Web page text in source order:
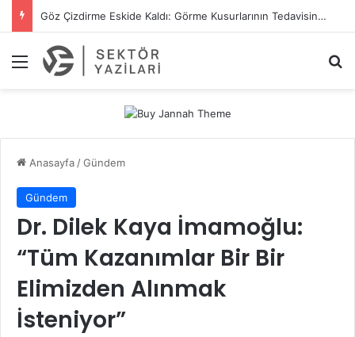
Kilit Tamiri Ve Göbeği Değişimi İçin Profesyonel Çözümler
Menü
Anasayfa/Gündem
Gündem
Dr. Dilek Kaya İmamoğlu:
“Tüm Kazanımlar Bir Bir
Elimizden Alınmak
İsteniyor”